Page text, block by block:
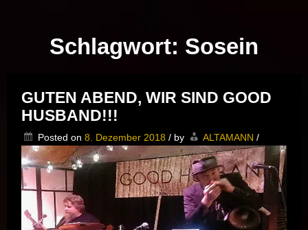
Schlagwort: Sosein
GUTEN ABEND, WIR SIND GOOD
HUSBAND!!!
Posted on 8. Dezember 2018 / by ALTAMANN /